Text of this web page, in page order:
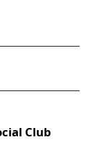
Club